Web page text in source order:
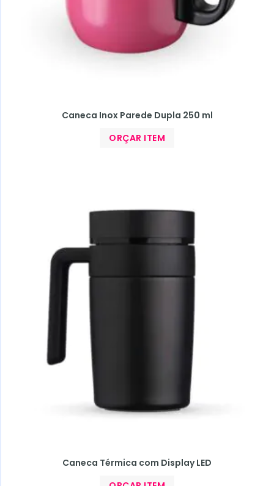
Caneca Inox Parede Dupla 250 ml
ORÇAR ITEM
Caneca Térmica com Display LED